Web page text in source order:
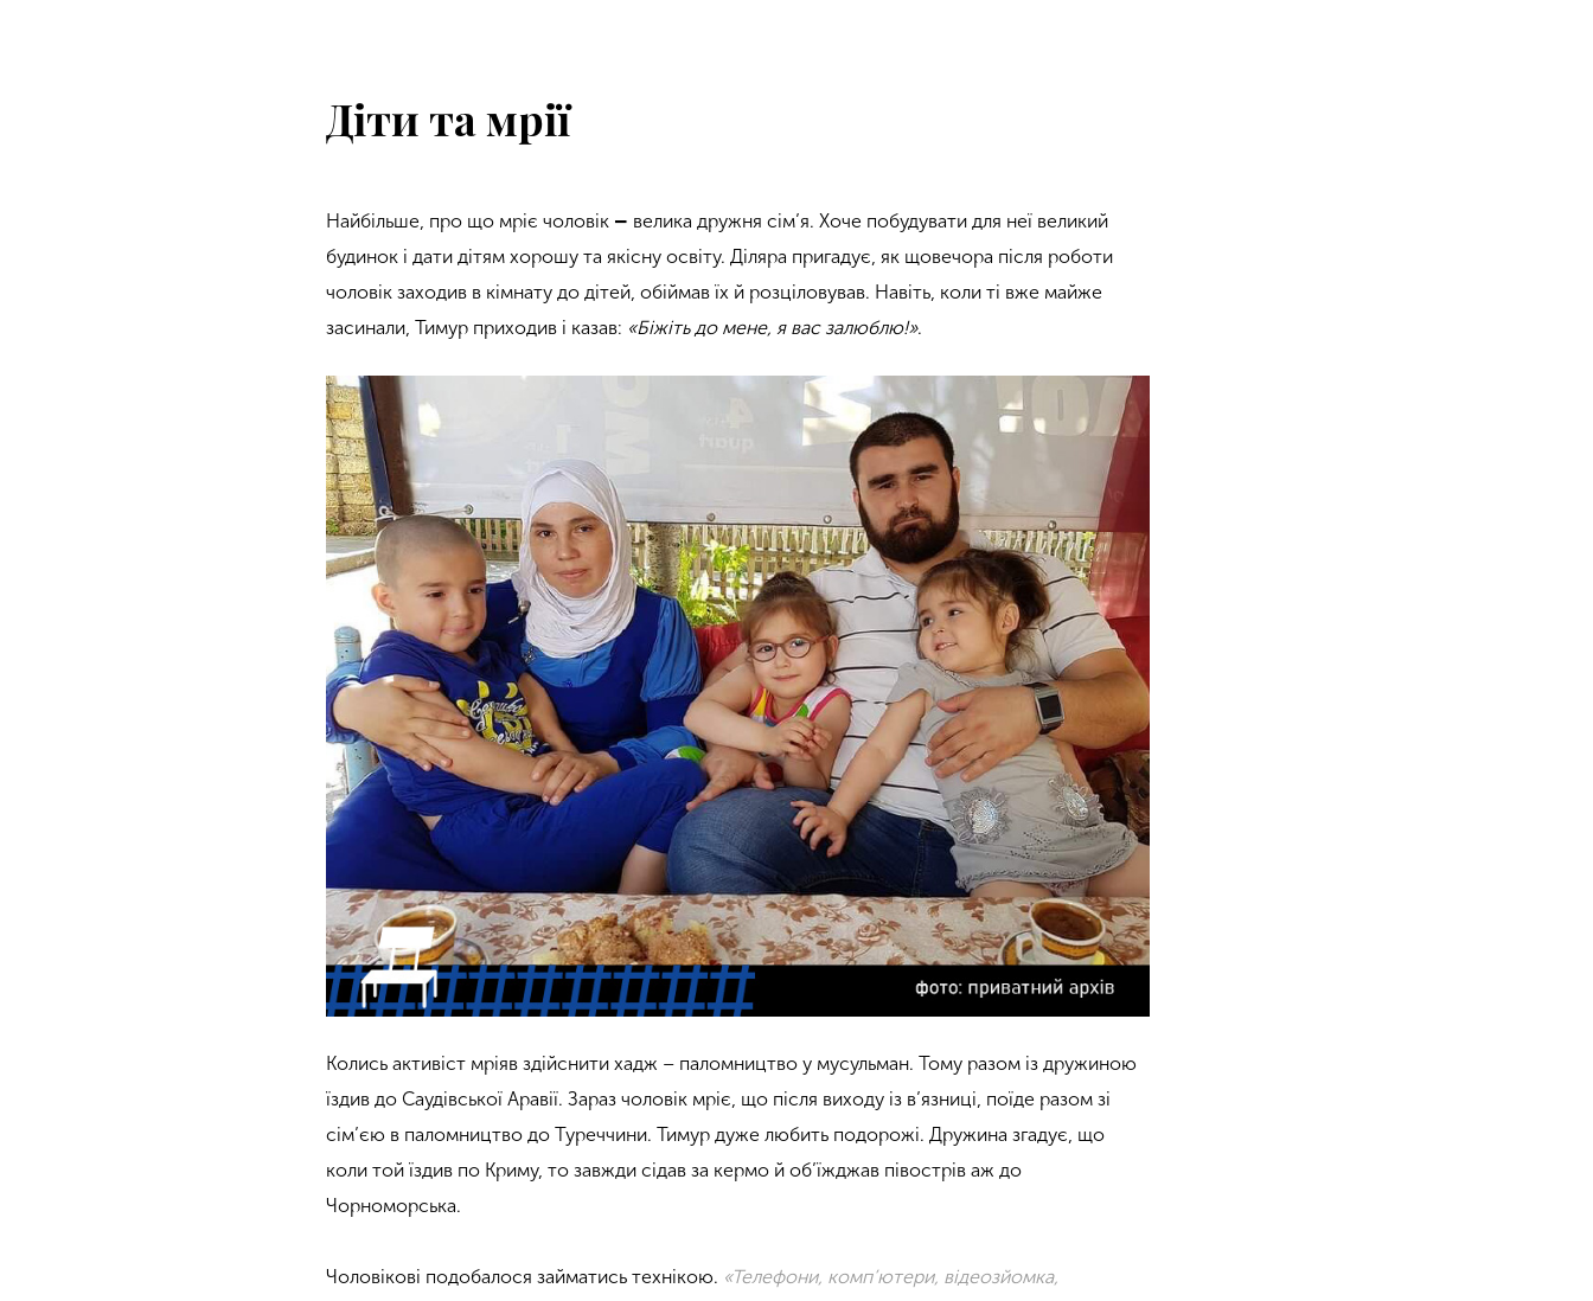
Діти та мрії
Найбільше, про що мріє чоловік – велика дружня сім’я. Хоче побудувати для неї великий
будинок і дати дітям хорошу та якісну освіту. Діляра пригадує, як щовечора після роботи
чоловік заходив в кімнату до дітей, обіймав їх й розціловував. Навіть, коли ті вже майже
засинали, Тимур приходив і казав: «Біжіть до мене, я вас залюблю!».
Колись активіст мріяв здійснити хадж – паломництво у мусульман. Тому разом із дружиною
їздив до Саудівської Аравії. Зараз чоловік мріє, що після виходу із в’язниці, поїде разом зі
сім’єю в паломництво до Туреччини. Тимур дуже любить подорожі. Дружина згадує, що
коли той їздив по Криму, то завжди сідав за кермо й об’їжджав півострів аж до
Чорноморська.
Чоловікові подобалося займатись технікою. «Телефони, комп’ютери, відеозйомка,